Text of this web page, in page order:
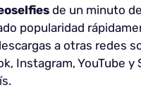
de un minuto
popularidad
a otras redes
Instagram, YouTube y